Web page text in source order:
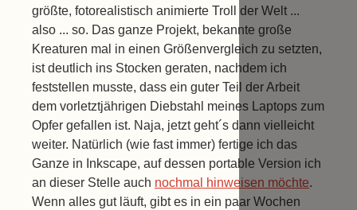
größte, fotorealistisch animierte Troll der Welt ...
also ... so. Das ganze Projekt, bekannte große
Kreaturen mal in einen Größenvergleich zu setzten,
ist deutlich ins Stocken geraten, nachdem ich
feststellen musste, dass ein guter Teil der Arbeit
dem vorletztjährigen Diebstahl meines Laptops zum
Opfer gefallen ist. Naja, jetzt geht´s dann vielleicht
weiter. Natürlich (wie fast immer) fertige ich das
Ganze in Inkscape, auf dessen portable Version ich
an dieser Stelle auch nochmal hinweisen möchte.
Wenn alles gut läuft, gibt es in ein paar Wochen